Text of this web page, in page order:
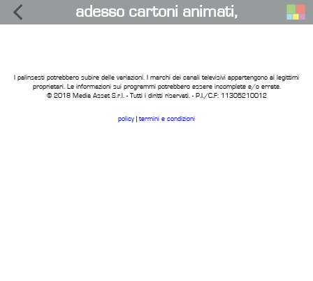
adesso cartoni animati,
I palinsesti potrebbero subire delle variazioni. I marchi dei canali televisivi appartengono ai legittimi
proprietari. Le informazioni sui programmi potrebbero essere incomplete e/o errate.
© 2018 Media Asset S.r.l. - Tutti i diritti riservati. - P.I./C.F: 11305210012
policy termini e condizioni